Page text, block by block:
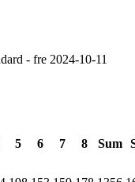
- fre 2024-10-11
5 6 7 8 Sum